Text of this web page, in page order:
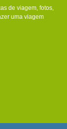
de viagem, fotos,
uma viagem